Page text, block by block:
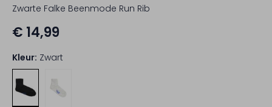
Zwarte Falke Beenmode Run Rib
€ 14,99
Kleur: Zwart